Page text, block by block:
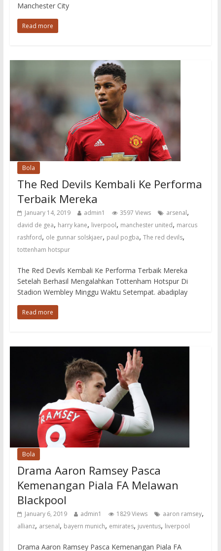
Manchester City
Read more
Bola
The Red Devils Kembali Ke Performa
Terbaik Mereka
January 14, 2019 admin1 3597 Views arsenal,
david de gea, harry kane, liverpool, manchester united, marcus
rashford, ole gunnar solskjaer, paul pogba, The red devils,
tottenham hotspur
The Red Devils Kembali Ke Performa Terbaik Mereka
Setelah Berhasil Mengalahkan Tottenham Hotspur Di
Stadion Wembley Minggu Waktu Setempat. abadiplay
Read more
Bola
Drama Aaron Ramsey Pasca
Kemenangan Piala FA Melawan
Blackpool
January 6, 2019 admin1 1829 Views aaron ramsey,
allianz, arsenal, bayern munich, emirates, juventus, liverpool
Drama Aaron Ramsey Pasca Kemenangan Piala FA